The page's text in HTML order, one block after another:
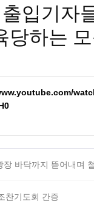
입기자
당하는
장 바닥까지 뜯어내며
찬기도회 간증